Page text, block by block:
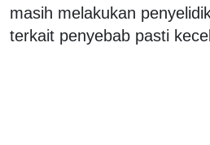
masih melakukan
terkait penyebab pasti